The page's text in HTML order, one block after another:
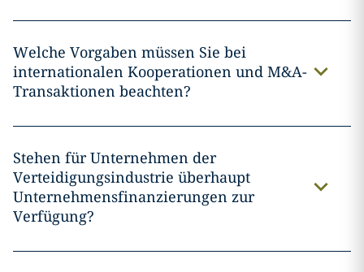
Welche Vorgaben müssen Sie bei
internationalen Kooperationen und M&A-
Transaktionen beachten?
Stehen für Unternehmen der
Verteidigungsindustrie überhaupt
Unternehmensfinanzierungen zur
Verfügung?